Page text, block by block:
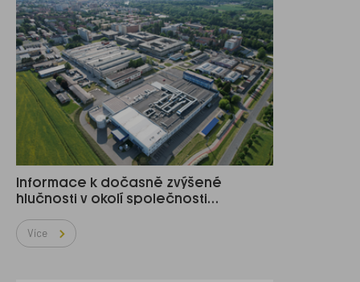
Informace k dočasně zvýšené
hlučnosti v okolí společnosti…
Více